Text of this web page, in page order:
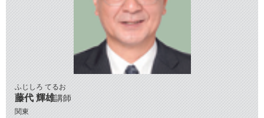
ふじしろ てるお
藤代 輝雄講師
関東